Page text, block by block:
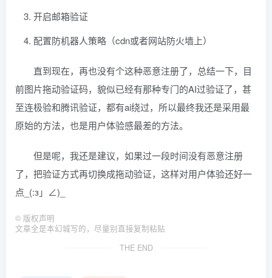
开启邮箱验证
配置防机器人策略（cdn或者网站防火墙上）
直到现在，再也没有个这种恶意注册了，总结一下，目
前图片拖动验证码，貌似已经有那种专门的AI过验证了，甚
至连极验和腾讯验证，都有ai绕过，所以最终我还是采用最
原始的方法，也是用户体验感最差的方法。
但是呢，我还是建议，如果过一段时间没有恶意注册
了，把验证方式再切换成拖动验证，这样对用户体验还好一
点_(:з」∠)_
© 版权声明
文章全是本幻城写的，尽量别直接复制粘贴
THE END